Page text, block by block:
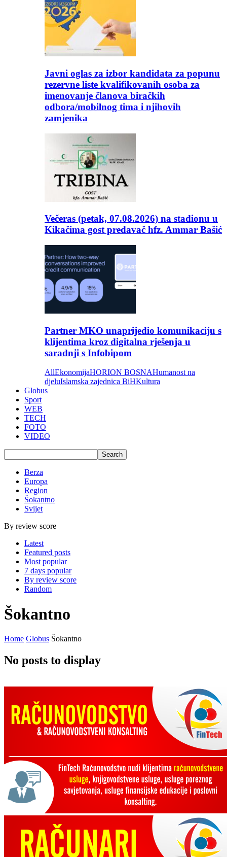
Javni oglas za izbor kandidata za popunu
rezervne liste kvalifikovanih osoba za
imenovanje članova biračkih
odbora/mobilnog tima i njihovih
zamjenika
Večeras (petak, 07.08.2026) na stadionu u
Kikačima gost predavač hfz. Ammar Bašić
Partner MKO unaprijedio komunikaciju s
klijentima kroz digitalna rješenja u
saradnji s Infobipom
AllEkonomijaHORION BOSNAHumanost na
djeluIslamska zajednica BiHKultura
Globus
Sport
WEB
TECH
FOTO
VIDEO
Berza
Europa
Region
Šokantno
Svijet
By review score
Latest
Featured posts
Most popular
7 days popular
By review score
Random
Šokantno
Home Globus Šokantno
No posts to display